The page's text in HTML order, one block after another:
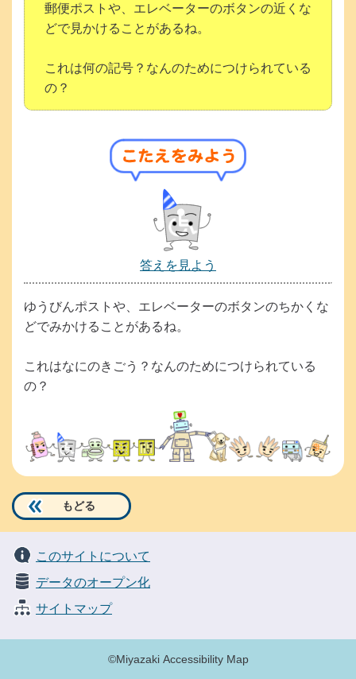
郵便ポストや、エレベーターのボタンの近くな
どで見かけることがあるね。
これは何の記号？なんのためにつけられている
の？
答えを見よう
以
下
は
さ
い
様
で
読
め
る
よ
う
に、
じ
ゆうびんポストや、エレベーターのボタンのちかくな
どでみかけることがあるね。
これはなにのきごう？なんのためにつけられている
の？
もどる
このサイトについて
データのオープン化
サイトマップ
©Miyazaki Accessibility Map